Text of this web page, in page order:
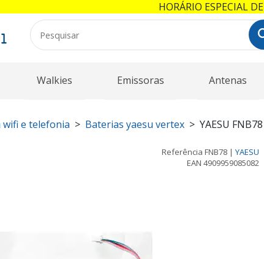
Walkies Emissoras Antenas
e telefonia Baterias yaesu vertex YAESU FNB78
Referência FNB78 | YAESU
EAN 4909959085082
HORÁRIO ESPECIAL DE